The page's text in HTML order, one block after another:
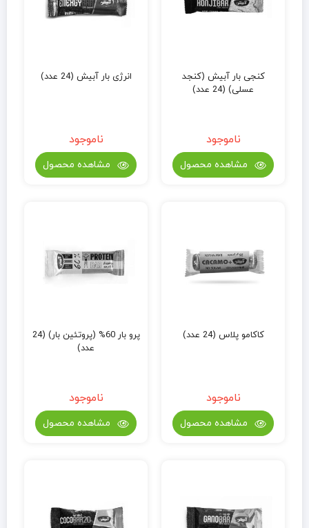
کنجی بار آبیش (کنجد
عسلی) (24 عدد)
ناموجود
مشاهده محصول
انرژی بار آبیش (24 عدد)
ناموجود
مشاهده محصول
کاکامو پلاس (24 عدد)
ناموجود
مشاهده محصول
پرو بار 60% (پروتئین بار) (24
عدد)
ناموجود
مشاهده محصول